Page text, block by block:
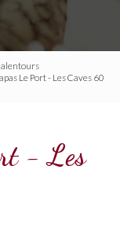
alentours
Le Port - Les Caves 60
- Les